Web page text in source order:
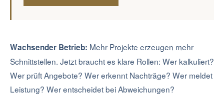
Wachsender Betrieb: Mehr Projekte erzeugen mehr
Schnittstellen. Jetzt braucht es klare Rollen: Wer kalkuliert?
Wer prüft Angebote? Wer erkennt Nachträge? Wer meldet
Leistung? Wer entscheidet bei Abweichungen?